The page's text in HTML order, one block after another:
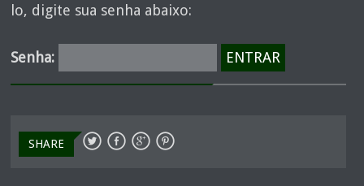
lo, digite sua senha abaixo:
Senha:
SHARE